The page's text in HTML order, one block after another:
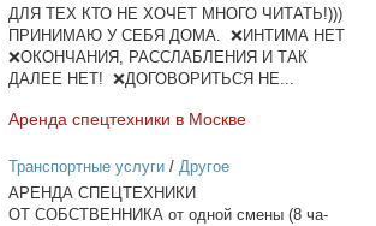
ДЛЯ ТЕХ КТО НЕ ХОЧЕТ МНОГО ЧИТАТЬ!)))
ПРИНИМАЮ У СЕБЯ ДОМА. ❌ИНТИМА НЕТ
❌ОКОНЧАНИЯ, РАССЛАБЛЕНИЯ И ТАК
ДАЛЕЕ НЕТ! ❌ДОГОВОРИТЬСЯ НЕ...
Арен­да спец­тех­ни­ки в Москве
Транспортные услуги/ Другое
АРЕНДА СПЕЦТЕХНИКИ
ОТ СОБСТВЕННИКА от од­ной сме­ны (8 ча­